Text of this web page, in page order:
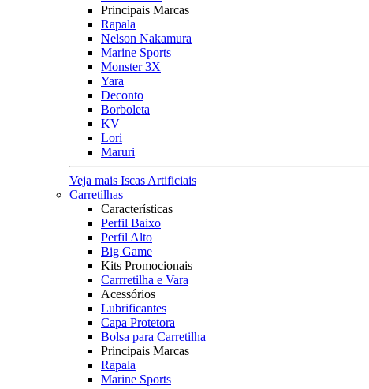
Principais Marcas
Rapala
Nelson Nakamura
Marine Sports
Monster 3X
Yara
Deconto
Borboleta
KV
Lori
Maruri
Veja mais Iscas Artificiais
Carretilhas
Características
Perfil Baixo
Perfil Alto
Big Game
Kits Promocionais
Carrretilha e Vara
Acessórios
Lubrificantes
Capa Protetora
Bolsa para Carretilha
Principais Marcas
Rapala
Marine Sports